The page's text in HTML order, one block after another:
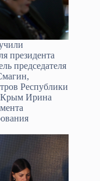
президента
председателя
Республики
Крым Ирина